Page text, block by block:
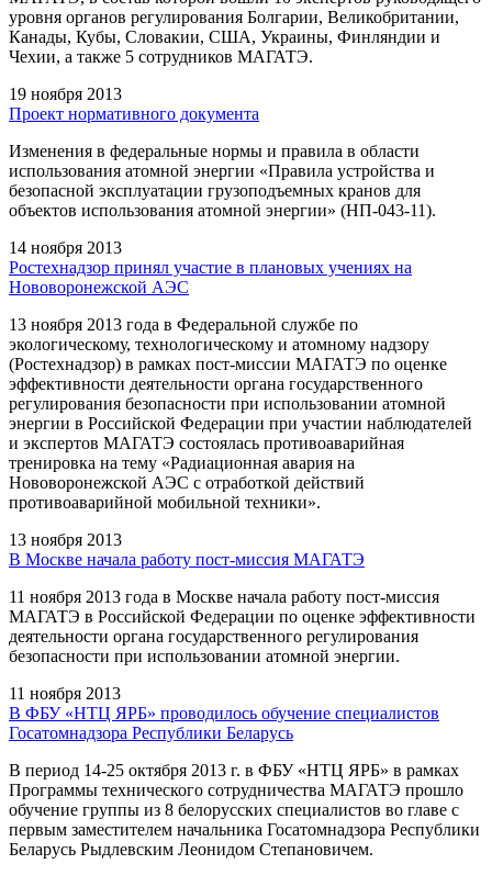
уровня органов регулирования Болгарии, Великобритании,
Канады, Кубы, Словакии, США, Украины, Финляндии и
Чехии, а также 5 сотрудников МАГАТЭ.
19 ноября 2013
Проект нормативного документа
Изменения в федеральные нормы и правила в области
использования атомной энергии «Правила устройства и
безопасной эксплуатации грузоподъемных кранов для
объектов использования атомной энергии» (НП-043-11).
14 ноября 2013
Ростехнадзор принял участие в плановых учениях на
Нововоронежской АЭС
13 ноября 2013 года в Федеральной службе по
экологическому, технологическому и атомному надзору
(Ростехнадзор) в рамках пост-миссии МАГАТЭ по оценке
эффективности деятельности органа государственного
регулирования безопасности при использовании атомной
энергии в Российской Федерации при участии наблюдателей
и экспертов МАГАТЭ состоялась противоаварийная
тренировка на тему «Радиационная авария на
Нововоронежской АЭС с отработкой действий
противоаварийной мобильной техники».
13 ноября 2013
В Москве начала работу пост-миссия МАГАТЭ
11 ноября 2013 года в Москве начала работу пост-миссия
МАГАТЭ в Российской Федерации по оценке эффективности
деятельности органа государственного регулирования
безопасности при использовании атомной энергии.
11 ноября 2013
В ФБУ «НТЦ ЯРБ» проводилось обучение специалистов
Госатомнадзора Республики Беларусь
В период 14-25 октября 2013 г. в ФБУ «НТЦ ЯРБ» в рамках
Программы технического сотрудничества МАГАТЭ прошло
обучение группы из 8 белорусских специалистов во главе с
первым заместителем начальника Госатомнадзора Республики
Беларусь Рыдлевским Леонидом Степановичем.